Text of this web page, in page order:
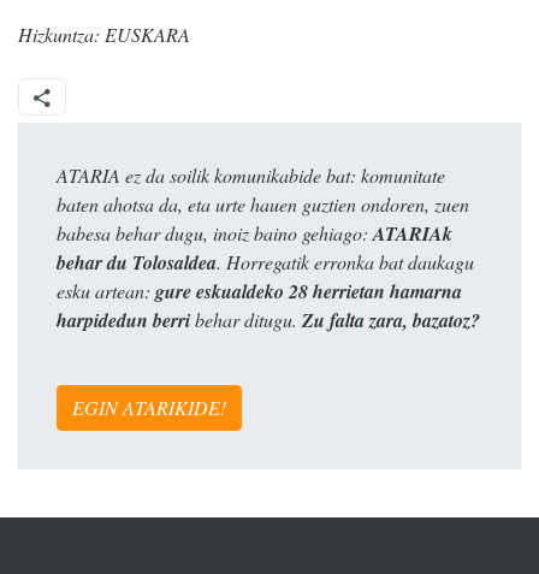
Hizkuntza: EUSKARA
ATARIA ez da soilik komunikabide bat: komunitate
baten ahotsa da, eta urte hauen guztien ondoren, zuen
babesa behar dugu, inoiz baino gehiago:ATARIAk
behar du Tolosaldea. Horregatik erronka bat daukagu
esku artean: gure eskualdeko 28 herrietan hamarna
harpidedun berribehar ditugu. Zu falta zara, bazatoz?
EGIN ATARIKIDE!